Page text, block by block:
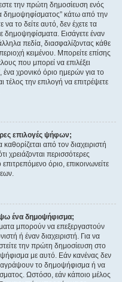
την πρώτη δημοσίευση ενός
δημοψηφίσματος” κάτω από την
το δείτε αυτό, δεν έχετε τα
δημοψηφίσματα. Εισάγετε έναν
πεδία, διασφαλίζοντας κάθε
κειμένου. Μπορείτε επίσης
που μπορεί να επιλέξει
χρονικό όριο ημερών για το
την επιλογή να επιτρέψετε
επιλογές ψήφων;
από τον διαχειριστή
χρειάζονται περισσότερες
όριο, επικοινωνείτε
ένα δημοψήφισμα;
μπορούν να επεξεργαστούν
ή έναν διαχειριστή. Για να
την πρώτη δημοσίευση στο
με αυτό. Εάν κανένας δεν
το δημοψήφισμα ή να
Ωστόσο, εάν κάποιο μέλος